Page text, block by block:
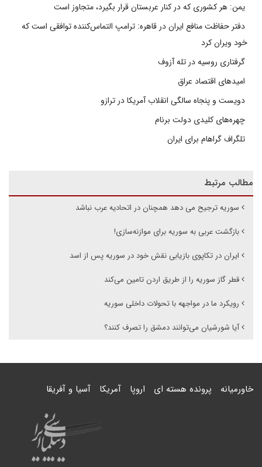
یمن: هر کشوری که در کنار عربستان قرار بگیرد، متجاوز است
دفتر حفاظت منافع ایران در قاهره: ترامپ التماس‌کننده توافقی است که
خود ویران کرد
گرفتاری روسیه در تله آزوف
امیدهای اقتصاد عراق
دویست و پنجاه سالگی انقلاب آمریکا در ترازو
چهره‌های کلیدی دولت برنام
تلگراف گراهام برای ایران
مطالب مرتبط
سوریه ترجیح می دهد همچنان در اتحادیه عرب نباشد
بازگشت عربی به سوریه برای موازنه‌سازی!
ایران در تکاپوی بازیابی نقش خود در سوریه پس از اسد
قطر گاز سوریه را از طریق اردن تامین می‌کند
رویکرد ما در مواجهه با تحولات داخلی سوریه
آیا شورشیان می‌توانند دمشق را تصرف کنند؟
خاورمیانه پرونده هسته ای اروپا آمریکا آسیا و آفریقا